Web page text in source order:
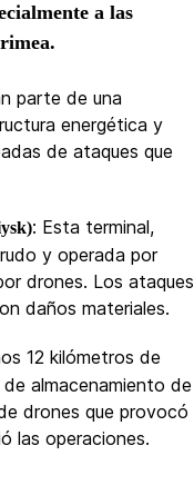
a las
parte de una
energética y
de ataques que
: Esta terminal,
y operada por
drones. Los ataques
daños materiales.
12 kilómetros de
almacenamiento de
drones que provocó
las operaciones.